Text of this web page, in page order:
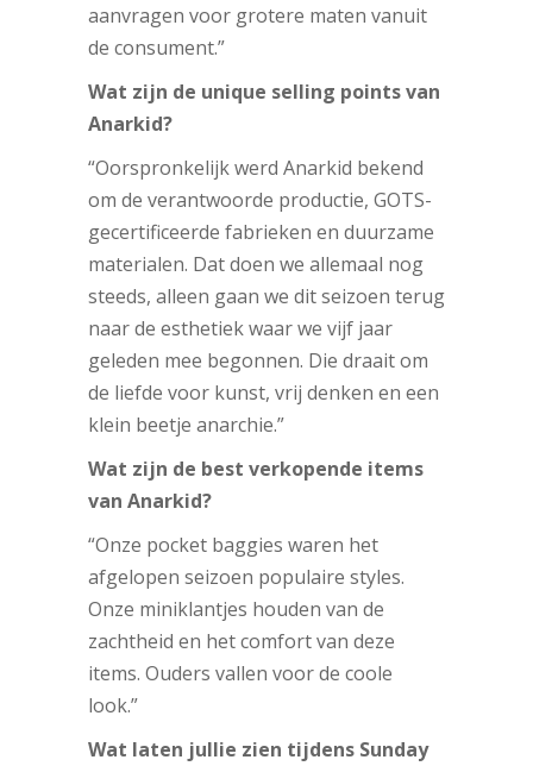
aanvragen voor grotere maten vanuit
de consument.”
Wat zijn de unique selling points van
Anarkid?
“Oorspronkelijk werd Anarkid bekend
om de verantwoorde productie, GOTS-
gecertificeerde fabrieken en duurzame
materialen. Dat doen we allemaal nog
steeds, alleen gaan we dit seizoen terug
naar de esthetiek waar we vijf jaar
geleden mee begonnen. Die draait om
de liefde voor kunst, vrij denken en een
klein beetje anarchie.”
Wat zijn de best verkopende items
van Anarkid?
“Onze pocket baggies waren het
afgelopen seizoen populaire styles.
Onze miniklantjes houden van de
zachtheid en het comfort van deze
items. Ouders vallen voor de coole
look.”
Wat laten jullie zien tijdens Sunday